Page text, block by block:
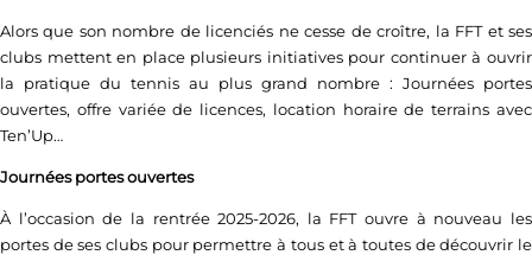
Alors que son nombre de licenciés ne cesse de croître, la FFT et ses
clubs mettent en place plusieurs initiatives pour continuer à ouvrir
la pratique du tennis au plus grand nombre : Journées portes
ouvertes, offre variée de licences, location horaire de terrains avec
Ten’Up…
Journées portes ouvertes
À l’occasion de la rentrée 2025-2026, la FFT ouvre à nouveau les
portes de ses clubs pour permettre à tous et à toutes de découvrir le